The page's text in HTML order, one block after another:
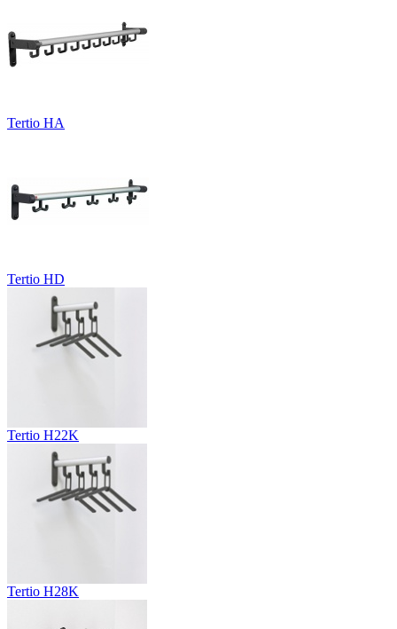
Tertio HA
Tertio HD
Tertio H22K
Tertio H28K